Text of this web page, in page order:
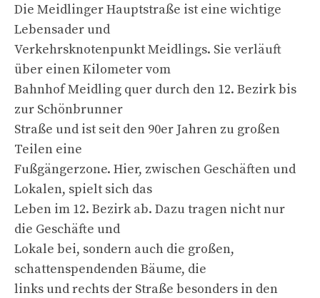
Die Meidlinger Hauptstraße ist eine wichtige
Lebensader und
Verkehrsknotenpunkt Meidlings. Sie verläuft
über einen Kilometer vom
Bahnhof Meidling quer durch den 12. Bezirk bis
zur Schönbrunner
Straße und ist seit den 90er Jahren zu großen
Teilen eine
Fußgängerzone. Hier, zwischen Geschäften und
Lokalen, spielt sich das
Leben im 12. Bezirk ab. Dazu tragen nicht nur
die Geschäfte und
Lokale bei, sondern auch die großen,
schattenspendenden Bäume, die
links und rechts der Straße besonders in den